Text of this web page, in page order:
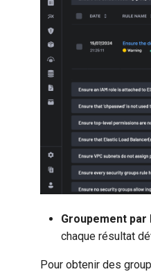
Groupement par
chaque résultat
Pour obtenir des